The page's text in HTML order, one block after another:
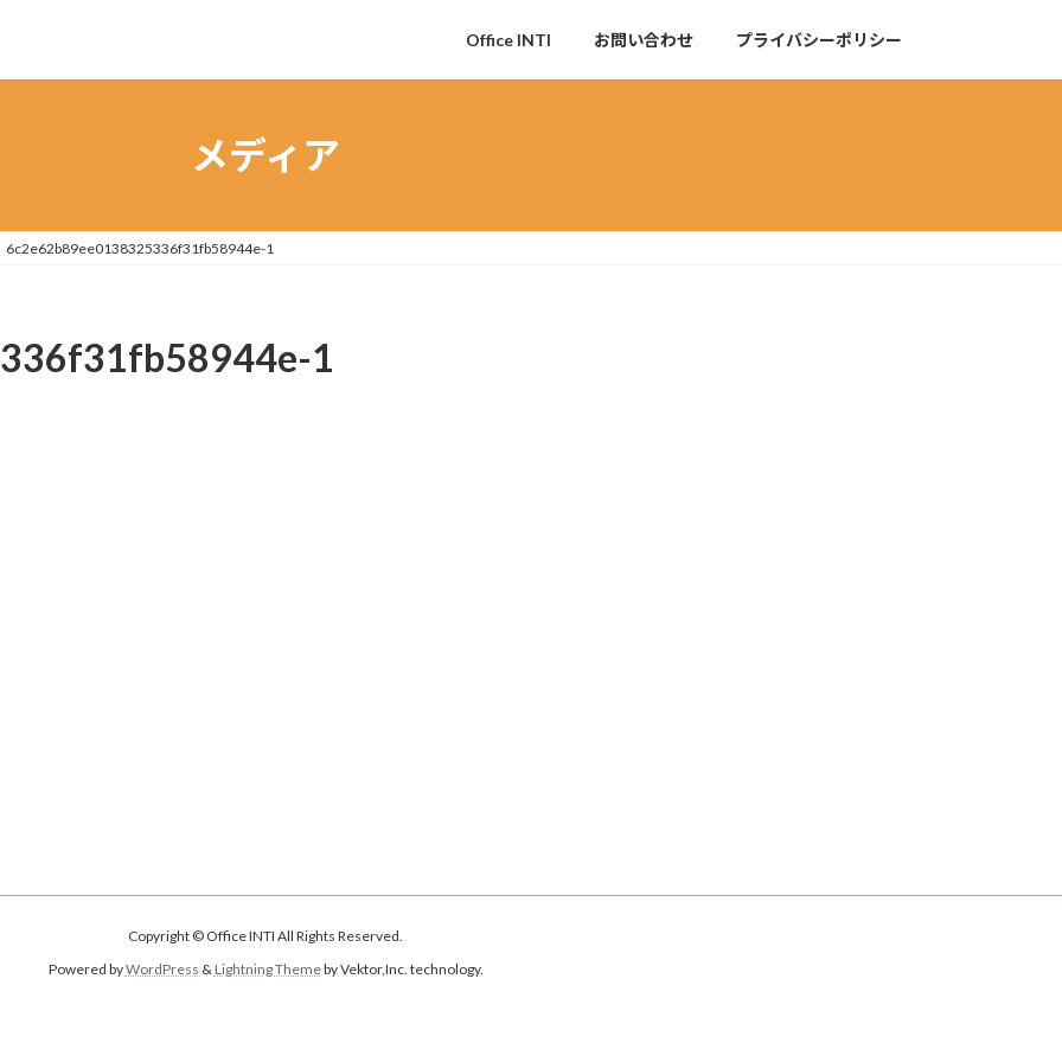
Office INTI お問い合わせ プライバシーポリシー
メディア
6c2e62b89ee0138325336f31fb58944e-1
1
Copyright © Office INTI All Rights Reserved.
Powered byWordPress & Lightning Themeby Vektor,Inc. technology.